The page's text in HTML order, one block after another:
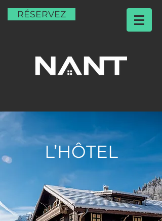
RÉSERVEZ
L’HÔTEL